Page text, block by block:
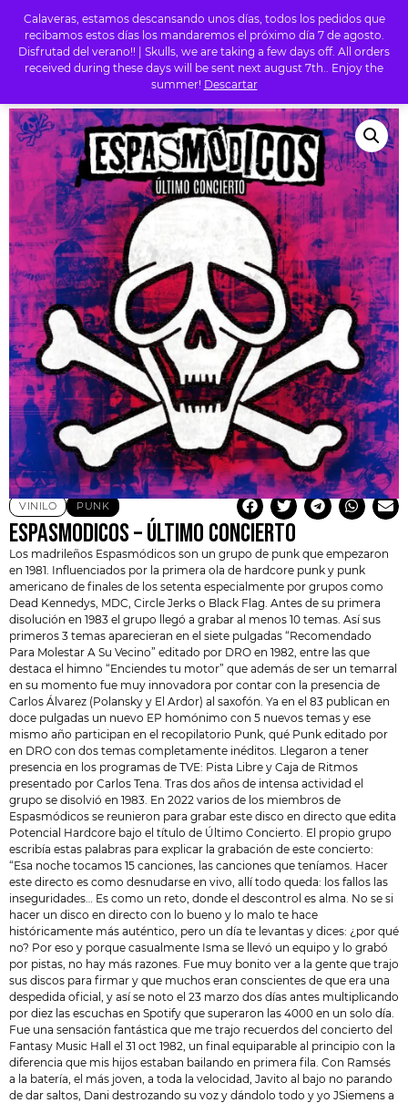
Calaveras, estamos descansando unos días, todos los pedidos que
recibamos estos días los mandaremos el próximo día 7 de agosto.
Disfrutad del verano!! | Skulls, we are taking a few days off. All orders
received during these days will be sent next august 7th.. Enjoy the
summer! Descartar
0
PUNK/ ESPASMODICOS – ÚLTIMO CONCIERTO
VINILO PUNK
ESPASMODICOS – ÚLTIMO CONCIERTO
Los madrileños Espasmódicos son un grupo de punk que empezaron
en 1981. Influenciados por la primera ola de hardcore punk y punk
americano de finales de los setenta especialmente por grupos como
Dead Kennedys , MDC, Circle Jerks o Black Flag. Antes de su primera
disolución en 1983 el grupo llegó a grabar al menos 10 temas. Así sus
primeros 3 temas aparecieran en el siete pulgadas “Recomendado
Para Molestar A Su Vecino” editado por DRO en 1982, entre las que
destaca el himno “Enciendes tu motor” que además de ser un temarral
en su momento fue muy innovadora por contar con la presencia de
Carlos Álvarez (Polansky y El Ardor) al saxofón. Ya en el 83 publican en
doce pulgadas un nuevo EP homónimo con 5 nuevos temas y ese
mismo año participan en el recopilatorio Punk, qué Punk editado por
en DRO con dos temas completamente inéditos. Llegaron a tener
presencia en los programas de TVE: Pista Libre y Caja de Ritmos
presentado por Carlos Tena. Tras dos años de intensa actividad el
grupo se disolvió en 1983. En 2022 varios de los miembros de
Espasmódicos se reunieron para grabar este disco en directo que edita
Potencial Hardcore bajo el título de Último Concierto. El propio grupo
escribía estas palabras para explicar la grabación de este concierto:
“Esa noche tocamos 15 canciones, las canciones que teníamos. Hacer
este directo es como desnudarse en vivo, allí todo queda: los fallos las
inseguridades… Es como un reto, donde el descontrol es alma. No se si
hacer un disco en directo con lo bueno y lo malo te hace
históricamente más auténtico, pero un día te levantas y dices: ¿por qué
no? Por eso y porque casualmente Isma se llevó un equipo y lo grabó
por pistas, no hay más razones. Fue muy bonito ver a la gente que trajo
sus discos para firmar y que muchos eran conscientes de que era una
despedida oficial, y así se noto el 23 marzo dos días antes multiplicando
por diez las escuchas en Spotify que superaron las 4000 en un solo día.
Fue una sensación fantástica que me trajo recuerdos del concierto del
Fantasy Music Hall el 31 oct 1982, un final equiparable al principio con la
diferencia que mis hijos estaban bailando en primera fila. Con Ramsés
a la batería, el más joven, a toda la velocidad, Javito al bajo no parando
de dar saltos, Dani destrozando su voz y dándolo todo y yo JSiemens a